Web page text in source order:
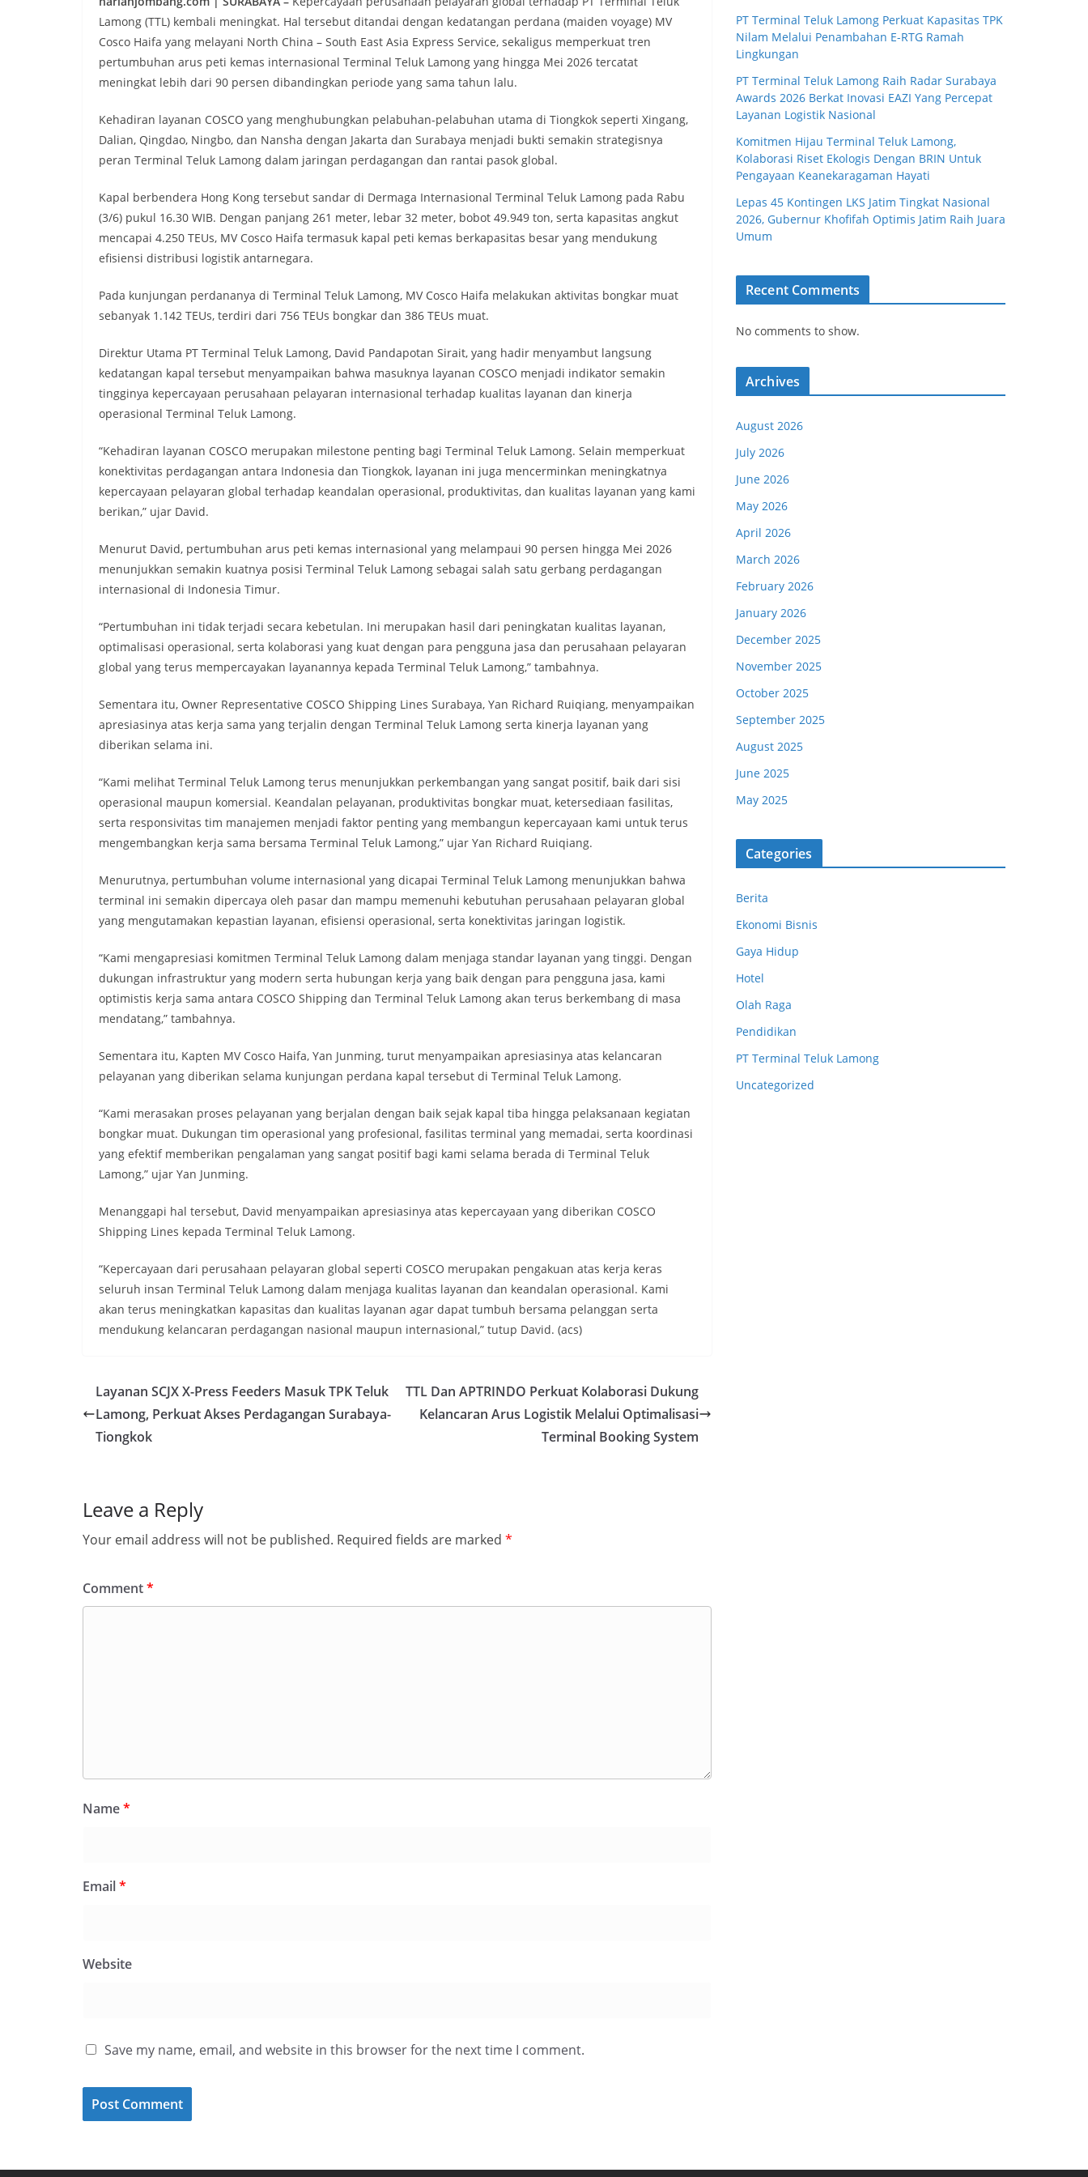
Lamong (TTL) kembali meningkat. Hal tersebut ditandai dengan kedatangan perdana (maiden voyage) MV
Cosco Haifa yang melayani North China – South East Asia Express Service, sekaligus memperkuat tren
pertumbuhan arus peti kemas internasional Terminal Teluk Lamong yang hingga Mei 2026 tercatat
meningkat lebih dari 90 persen dibandingkan periode yang sama tahun lalu.
Kehadiran layanan COSCO yang menghubungkan pelabuhan-pelabuhan utama di Tiongkok seperti Xingang,
Dalian, Qingdao, Ningbo, dan Nansha dengan Jakarta dan Surabaya menjadi bukti semakin strategisnya
peran Terminal Teluk Lamong dalam jaringan perdagangan dan rantai pasok global.
Kapal berbendera Hong Kong tersebut sandar di Dermaga Internasional Terminal Teluk Lamong pada Rabu
(3/6) pukul 16.30 WIB. Dengan panjang 261 meter, lebar 32 meter, bobot 49.949 ton, serta kapasitas angkut
mencapai 4.250 TEUs, MV Cosco Haifa termasuk kapal peti kemas berkapasitas besar yang mendukung
efisiensi distribusi logistik antarnegara.
Pada kunjungan perdananya di Terminal Teluk Lamong, MV Cosco Haifa melakukan aktivitas bongkar muat
sebanyak 1.142 TEUs, terdiri dari 756 TEUs bongkar dan 386 TEUs muat.
Direktur Utama PT Terminal Teluk Lamong, David Pandapotan Sirait, yang hadir menyambut langsung
kedatangan kapal tersebut menyampaikan bahwa masuknya layanan COSCO menjadi indikator semakin
tingginya kepercayaan perusahaan pelayaran internasional terhadap kualitas layanan dan kinerja
operasional Terminal Teluk Lamong.
“Kehadiran layanan COSCO merupakan milestone penting bagi Terminal Teluk Lamong. Selain memperkuat
konektivitas perdagangan antara Indonesia dan Tiongkok, layanan ini juga mencerminkan meningkatnya
kepercayaan pelayaran global terhadap keandalan operasional, produktivitas, dan kualitas layanan yang kami
berikan,” ujar David.
Menurut David, pertumbuhan arus peti kemas internasional yang melampaui 90 persen hingga Mei 2026
menunjukkan semakin kuatnya posisi Terminal Teluk Lamong sebagai salah satu gerbang perdagangan
internasional di Indonesia Timur.
“Pertumbuhan ini tidak terjadi secara kebetulan. Ini merupakan hasil dari peningkatan kualitas layanan,
optimalisasi operasional, serta kolaborasi yang kuat dengan para pengguna jasa dan perusahaan pelayaran
global yang terus mempercayakan layanannya kepada Terminal Teluk Lamong,” tambahnya.
Sementara itu, Owner Representative COSCO Shipping Lines Surabaya, Yan Richard Ruiqiang, menyampaikan
apresiasinya atas kerja sama yang terjalin dengan Terminal Teluk Lamong serta kinerja layanan yang
diberikan selama ini.
“Kami melihat Terminal Teluk Lamong terus menunjukkan perkembangan yang sangat positif, baik dari sisi
operasional maupun komersial. Keandalan pelayanan, produktivitas bongkar muat, ketersediaan fasilitas,
serta responsivitas tim manajemen menjadi faktor penting yang membangun kepercayaan kami untuk terus
mengembangkan kerja sama bersama Terminal Teluk Lamong,” ujar Yan Richard Ruiqiang.
Menurutnya, pertumbuhan volume internasional yang dicapai Terminal Teluk Lamong menunjukkan bahwa
terminal ini semakin dipercaya oleh pasar dan mampu memenuhi kebutuhan perusahaan pelayaran global
yang mengutamakan kepastian layanan, efisiensi operasional, serta konektivitas jaringan logistik.
“Kami mengapresiasi komitmen Terminal Teluk Lamong dalam menjaga standar layanan yang tinggi. Dengan
dukungan infrastruktur yang modern serta hubungan kerja yang baik dengan para pengguna jasa, kami
optimistis kerja sama antara COSCO Shipping dan Terminal Teluk Lamong akan terus berkembang di masa
mendatang,” tambahnya.
Sementara itu, Kapten MV Cosco Haifa, Yan Junming, turut menyampaikan apresiasinya atas kelancaran
pelayanan yang diberikan selama kunjungan perdana kapal tersebut di Terminal Teluk Lamong.
“Kami merasakan proses pelayanan yang berjalan dengan baik sejak kapal tiba hingga pelaksanaan kegiatan
bongkar muat. Dukungan tim operasional yang profesional, fasilitas terminal yang memadai, serta koordinasi
yang efektif memberikan pengalaman yang sangat positif bagi kami selama berada di Terminal Teluk
Lamong,” ujar Yan Junming.
Menanggapi hal tersebut, David menyampaikan apresiasinya atas kepercayaan yang diberikan COSCO
Shipping Lines kepada Terminal Teluk Lamong.
“Kepercayaan dari perusahaan pelayaran global seperti COSCO merupakan pengakuan atas kerja keras
seluruh insan Terminal Teluk Lamong dalam menjaga kualitas layanan dan keandalan operasional. Kami
akan terus meningkatkan kapasitas dan kualitas layanan agar dapat tumbuh bersama pelanggan serta
mendukung kelancaran perdagangan nasional maupun internasional,” tutup David. (acs)
Layanan SCJX X-Press Feeders Masuk TPK Teluk
Lamong, Perkuat Akses Perdagangan Surabaya-
Tiongkok
TTL Dan APTRINDO Perkuat Kolaborasi Dukung
Kelancaran Arus Logistik Melalui Optimalisasi
Terminal Booking System
Leave a Reply
Your email address will not be published. Required fields are marked *
Comment*
Name*
Email*
Website
Save my name, email, and website in this browser for the next time I comment.
PT Terminal Teluk Lamong Perkuat Kapasitas TPK
Nilam Melalui Penambahan E-RTG Ramah
Lingkungan
PT Terminal Teluk Lamong Raih Radar Surabaya
Awards 2026 Berkat Inovasi EAZI Yang Percepat
Layanan Logistik Nasional
Komitmen Hijau Terminal Teluk Lamong,
Kolaborasi Riset Ekologis Dengan BRIN Untuk
Pengayaan Keanekaragaman Hayati
Lepas 45 Kontingen LKS Jatim Tingkat Nasional
2026, Gubernur Khofifah Optimis Jatim Raih Juara
Umum
Recent Comments
No comments to show.
Archives
August 2026
July 2026
June 2026
May 2026
April 2026
March 2026
February 2026
January 2026
December 2025
November 2025
October 2025
September 2025
August 2025
June 2025
May 2025
Categories
Berita
Ekonomi Bisnis
Gaya Hidup
Hotel
Olah Raga
Pendidikan
PT Terminal Teluk Lamong
Uncategorized